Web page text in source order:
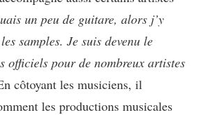
un peu de guitare, alors j’y
samples. Je suis devenu le
officiels pour de nombreux artistes
côtoyant les musiciens, il
les productions musicales